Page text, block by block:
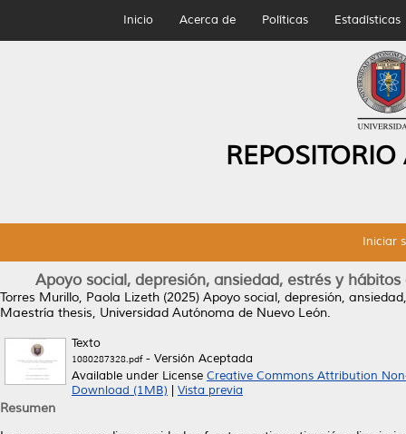
Inicio Acerca de Políticas Estadísticas
Iniciar
Apoyo social, depresión, ansiedad, estrés y
Torres Murillo, Paola Lizeth (2025) Apoyo social, depresión,
Maestría thesis, Universidad Autónoma de Nuevo León.
Texto
1080287328.pdf- Versión Aceptada
Available under License Creative Commons Attribution
Download (1MB)
Vista previa
Resumen